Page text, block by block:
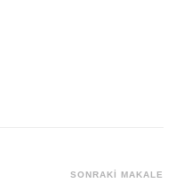
SONRAKI MAKALE